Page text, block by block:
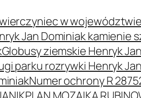
w
Jan Dominiak kamienie
Globusy ziemskie Henryk
parku rozrywki Henryk
Numer ochrony R